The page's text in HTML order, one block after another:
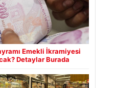
Emekli İkramiyesi
Detaylar Burada